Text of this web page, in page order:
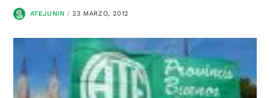
ATEJUNIN 23 MARZO, 2012